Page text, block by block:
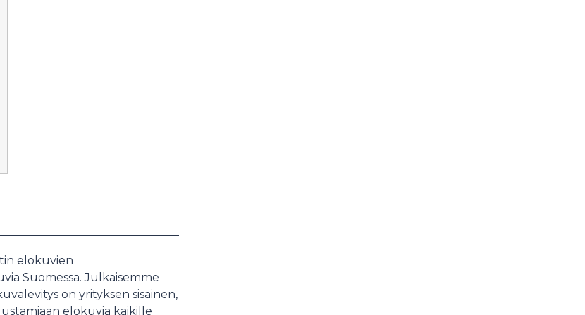
elokuvien
Suomessa. Julkaisemme
on yrityksen sisäinen,
elokuvia kaikille